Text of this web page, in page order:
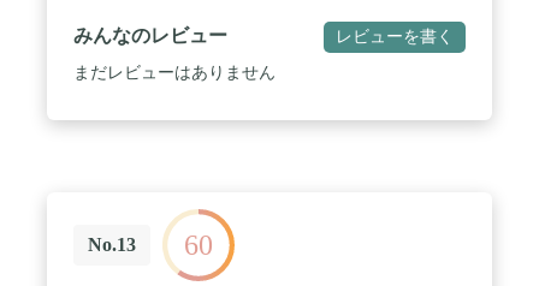
みんなのレビュー レビューを書く
まだレビューはありません
No.13 60